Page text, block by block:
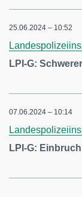
25.06.2024 – 10:52
LPI-G:
07.06.2024 – 10:14
LPI-G: